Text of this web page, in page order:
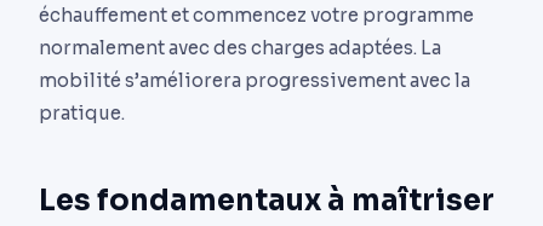
échauffement et commencez votre programme
normalement avec des charges adaptées. La
mobilité s’améliorera progressivement avec la
pratique.
Les fondamentaux à maîtriser